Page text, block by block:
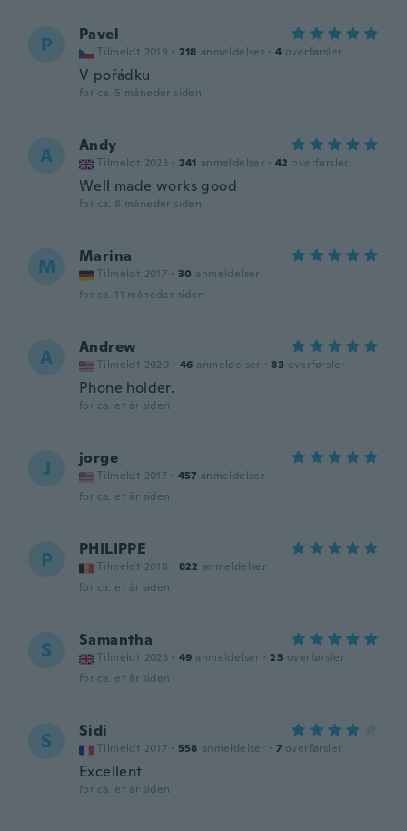
P Pavel
Tilmeldt 2019 · 218 anmeldelser · 4 overførsler
V pořádku
for ca. 5 måneder siden
A Andy
Tilmeldt 2023 · 241 anmeldelser · 42 overførsler
Well made works good
for ca. 8 måneder siden
M Marina
Tilmeldt 2017 · 30 anmeldelser
for ca. 11 måneder siden
A Andrew
Tilmeldt 2020 · 46 anmeldelser · 83 overførsler
Phone holder.
for ca. et år siden
J jorge
Tilmeldt 2017 · 457 anmeldelser
for ca. et år siden
P PHILIPPE
Tilmeldt 2018 · 822 anmeldelser
for ca. et år siden
S Samantha
Tilmeldt 2023 · 49 anmeldelser · 23 overførsler
for ca. et år siden
S Sidi
Tilmeldt 2017 · 558 anmeldelser · 7 overførsler
Excellent
for ca. et år siden